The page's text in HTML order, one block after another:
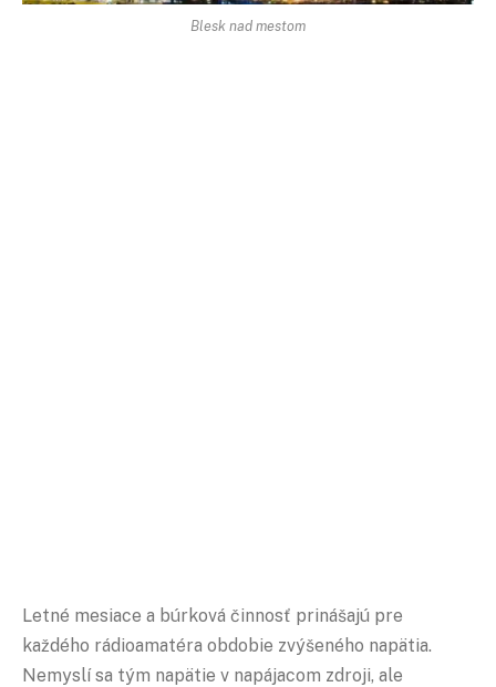
Blesk nad mestom
Letné mesiace a búrková činnosť prinášajú pre
každého rádioamatéra obdobie zvýšeného napätia.
Nemyslí sa tým napätie v napájacom zdroji, ale